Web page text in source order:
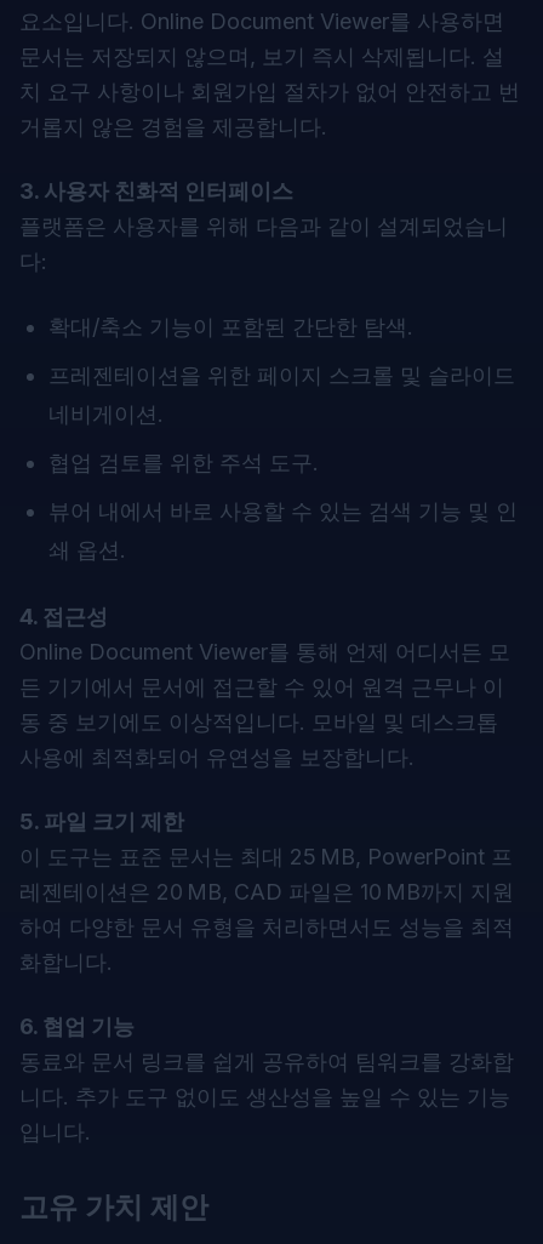
요소입니다. Online Document Viewer를 사용하면
문서는 저장되지 않으며, 보기 즉시 삭제됩니다. 설
치 요구 사항이나 회원가입 절차가 없어 안전하고 번
거롭지 않은 경험을 제공합니다.
3. 사용자 친화적 인터페이스
플랫폼은 사용자를 위해 다음과 같이 설계되었습니
다:
확대/축소 기능이 포함된 간단한 탐색.
프레젠테이션을 위한 페이지 스크롤 및 슬라이드
네비게이션.
협업 검토를 위한 주석 도구.
뷰어 내에서 바로 사용할 수 있는 검색 기능 및 인
쇄 옵션.
4. 접근성
Online Document Viewer를 통해 언제 어디서든 모
든 기기에서 문서에 접근할 수 있어 원격 근무나 이
동 중 보기에도 이상적입니다. 모바일 및 데스크톱
사용에 최적화되어 유연성을 보장합니다.
5. 파일 크기 제한
이 도구는 표준 문서는 최대 25 MB, PowerPoint 프
레젠테이션은 20 MB, CAD 파일은 10 MB까지 지원
하여 다양한 문서 유형을 처리하면서도 성능을 최적
화합니다.
6. 협업 기능
동료와 문서 링크를 쉽게 공유하여 팀워크를 강화합
니다. 추가 도구 없이도 생산성을 높일 수 있는 기능
입니다.
고유 가치 제안